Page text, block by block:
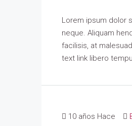
Lorem ipsum dolor
neque. Aliquam
facilisis, at
text link libero
10 años Hace